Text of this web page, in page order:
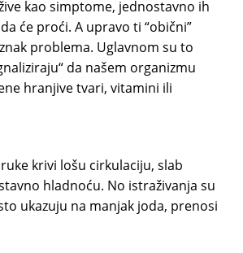
kao simptome, jednostavno ih
će proći. A upravo ti “obični”
problema. Uglavnom su to
da našem organizmu
hranjive tvari, vitamini ili
krivi lošu cirkulaciju, slab
hladnoću. No istraživanja su
ukazuju na manjak joda, prenosi